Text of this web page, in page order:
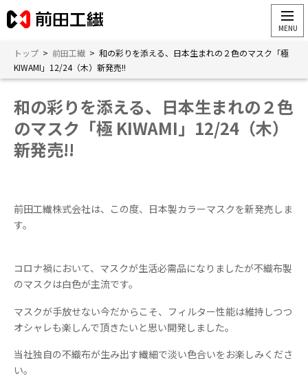
トップ > 前田工繊 > 和の彩りを添える、日本生まれの２色のマスク「極
KIWAMI」12/24（木）新発売!!
和の彩りを添える、日本生まれの２色
のマスク「極 KIWAMI」12/24（木）
新発売!!
前田工繊株式会社は、この度、日本製カラーマスクを新発売しま
す。
コロナ禍において、マスクが生活必需品になりましたが不織布製
のマスクは白色が主流です。
マスクが手放せない今だからこそ、フィルター性能は維持しつつ
オシャレも楽しんで頂きたいと思い開発しました。
当社独自の不織布が生み出す繊細で淡い色合いをお楽しみくださ
い。